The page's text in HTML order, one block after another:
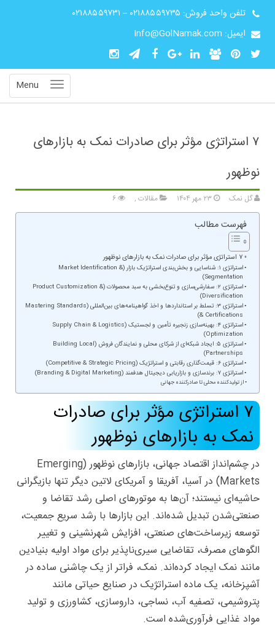
تلفن واحد فروش: ۰۲۱۸۸۵۵۹۷۳۵ – ۰۲۱۸۸۵۵۹۷۳۱
ایمیل: Info@GolNamak.com
Menu
۷ استراتژی مؤثر برای صادرات نمک به بازارهای
نوظهور
گل نمک مقالات ,
فهرست مطالب
۷ استراتژی مؤثر برای صادرات نمک به بازارهای نوظهور
استراتژی ۱: شناسایی و بخش‌بندی استراتژیک بازار (Market Identification &
Segmentation)
استراتژی ۲: سفارشی‌سازی و تنوع‌بخشی به سبد محصولات (Product Customization &
Diversification)
استراتژی ۳: تسلط بر استانداردها و اخذ گواهینامه‌های بین‌المللی (Mastering Standards
& Certifications)
استراتژی ۴: بهینه‌سازی زنجیره تأمین و لجستیک (Supply Chain & Logistics
Optimization)
استراتژی ۵: ایجاد شبکه‌ای از شرکای محلی و نمایندگان فروش (Building Local
Partnerships)
استراتژی ۶: قیمت‌گذاری رقابتی و استراتژیک (Competitive & Strategic Pricing)
استراتژی ۷: برندسازی و بازاریابی دیجیتال هدفمند (Branding & Digital Marketing)
از تولیدکننده محلی تا صادرکننده جهانی
۷ استراتژی مؤثر برای صادرات
نمک به بازارهای نوظهور
در چشم‌انداز اقتصاد جهانی، بازارهای نوظهور (Emerging
Markets) در آسیا، آفریقا و آمریکای لاتین دیگر تنها بازیگرانی
حاشیه‌ای نیستند؛ آن‌ها به موتورهای اصلی رشد تقاضا و
صنعتی‌شدن تبدیل شده‌اند. این بازارها با رشد سریع جمعیت،
توسعه زیرساخت‌های صنعتی، افزایش شهرنشینی و تغییر
الگوهای مصرف، تقاضایی سیری‌ناپذیر برای مواد اولیه بنیادین
مانند نمک ایجاد کرده‌اند. نمک، فراتر از یک چاشنی ساده در
آشپزخانه، یک ماده استراتژیک در صنایع حیاتی مانند
پتروشیمی، تصفیه آب، نساجی، داروسازی، کشاورزی و تولید
مواد غذایی فرآوری‌شده است.